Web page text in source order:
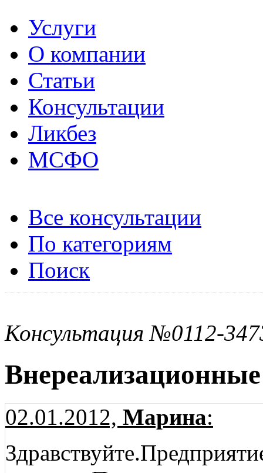
Услуги
О компании
Статьи
Консультации
Ликбез
МСФО
Все консультации
По категориям
Поиск
Консультация №0112-
02.01.2012, Марина: